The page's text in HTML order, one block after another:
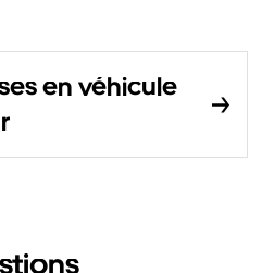
en véhicule